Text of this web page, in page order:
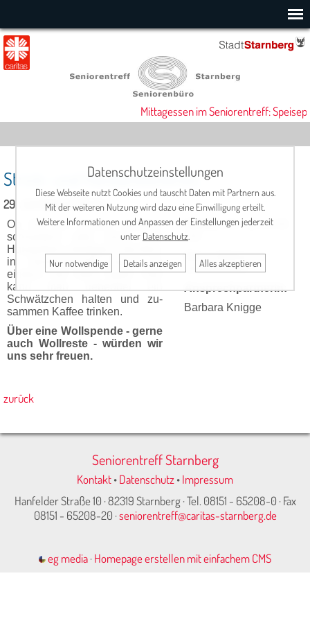
Mittagessen im Seniorentreff:
Strick- und Handarbeitskreis
29. Juli 2026, 13:30 Uhr
Ob Sie nun sticken, stricken,
schnei­dern oder sonst eine
Hand­arbeit erle­digen möch­ten,
in Gemein­schaft macht es
einfach viel mehr Spaß. Hier
kann man nebenbei ein
Schwätz­chen halten und zu­
sammen Kaffee trinken.
Über eine Wollspende - gerne
auch Wollreste - würden wir
uns sehr freuen.
Termin: Mi., ab 13.30
Uhr
Ort:Cafeteria im
Seniorentreff
Ansprechpartnerin:
Barbara Knigge
zurück
Seniorentreff Starnberg
Kontakt•Datenschutz•Impressum
Hanfelder Straße 10 · 82319 Starnberg · Tel. 08151 - 65208-0 · Fax
08151 - 65208-20 ·seniorentreff@caritas-starnberg.de
eg media·Homepage erstellen mit einfachem CMS
Datenschutzeinstellungen
Diese Webseite nutzt Cookies und tauscht Daten mit Partnern aus.
Mit der weiteren Nutzung wird dazu eine Einwilligung erteilt.
Weitere Informationen und Anpassen der Einstellungen jederzeit
unter Datenschutz
Nur notwendige Details anzeigen Alles akzeptieren